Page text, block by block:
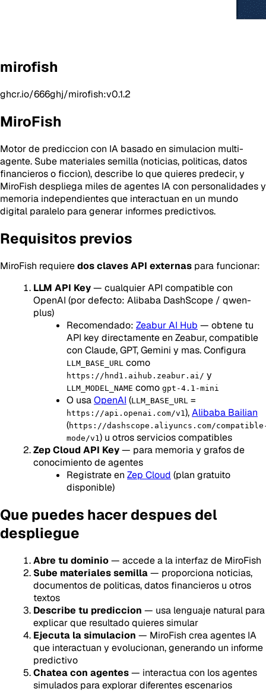
mirofish
ghcr.io/666ghj/mirofish:v0.1.2
MiroFish
Motor de prediccion con IA basado en simulacion multi-
agente. Sube materiales semilla (noticias, politicas, datos
financieros o ficcion), describe lo que quieres predecir, y
MiroFish despliega miles de agentes IA con personalidades y
memoria independientes que interactuan en un mundo
digital paralelo para generar informes predictivos.
Requisitos previos
MiroFish requieredos claves API externas para funcionar:
LLM API Key— cualquier API compatible con
OpenAI (por defecto: Alibaba DashScope / qwen-
plus)
Recomendado: Zeabur AI Hub — obtene tu
API key directamente en Zeabur, compatible
con Claude, GPT, Gemini y mas. Configura
LLM_BASE_URL como
https://hnd1.aihub.zeabur.ai/ y
LLM_MODEL_NAME como gpt-4.1-mini
O usaOpenAI (LLM_BASE_URL =
https://api.openai.com/v1 ),Alibaba Bailian
(https://dashscope.aliyuncs.com/
mode/v1 ) u otros servicios compatibles
Zep Cloud API Key— para memoria y grafos de
conocimiento de agentes
Registrate en Zep Cloud (plan gratuito
disponible)
Que puedes hacer despues del
despliegue
Abre tu dominio— accede a la interfaz de MiroFish
Sube materiales semilla— proporciona noticias,
documentos de politicas, datos financieros u otros
textos
Describe tu prediccion — usa lenguaje natural para
explicar que resultado quieres simular
Ejecuta la simulacion — MiroFish crea agentes IA
que interactuan y evolucionan, generando un informe
predictivo
Chatea con agentes— interactua con los agentes
simulados para explorar diferentes escenarios